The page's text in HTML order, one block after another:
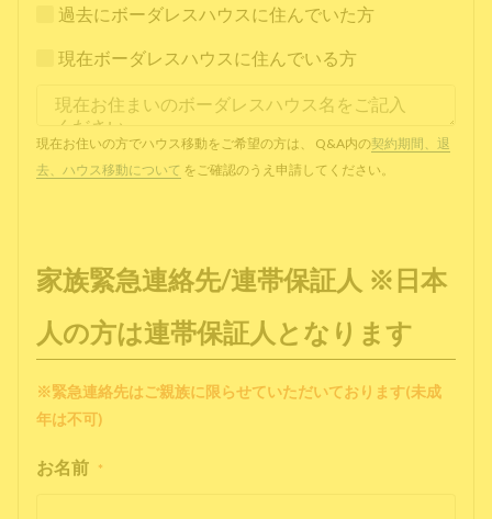
過去にボーダレスハウスに住んでいた方
現在ボーダレスハウスに住んでいる方
現在お住いの方でハウス移動をご希望の方は、 Q&A内の契約期間、退
去、ハウス移動について をご確認のうえ申請してください。
家族緊急連絡先/連帯保証人 ※日本
人の方は連帯保証人となります
※緊急連絡先はご親族に限らせていただいております(未成
年は不可)
お名前 *